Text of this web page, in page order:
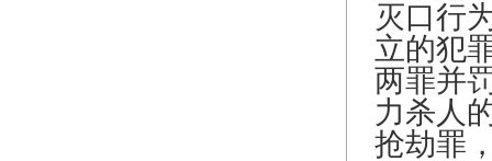
灭口行
立的犯
两罪并
力杀人
抢劫罪